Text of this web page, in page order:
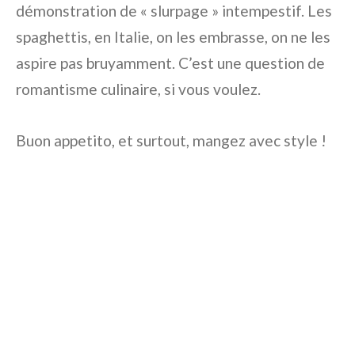
démonstration de « slurpage » intempestif. Les
spaghettis, en Italie, on les embrasse, on ne les
aspire pas bruyamment. C’est une question de
romantisme culinaire, si vous voulez.
Buon appetito, et surtout, mangez avec style !